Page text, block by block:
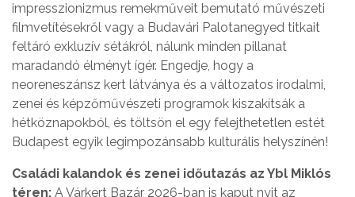
impresszionizmus remekműveit bemutató művészeti
filmvetítésekről vagy a Budavári Palotanegyed titkait
feltáró exkluzív sétákról, nálunk minden pillanat
maradandó élményt ígér. Engedje, hogy a
neoreneszánsz kert látványa és a változatos irodalmi,
zenei és képzőművészeti programok kiszakítsák a
hétköznapokból, és töltsön el egy felejthetetlen estét
Budapest egyik legimpozánsabb kulturális helyszínén!
Családi kalandok és zenei időutazás az Ybl Miklós
téren: A Várkert Bazár 2026-ban is kaput nyit az